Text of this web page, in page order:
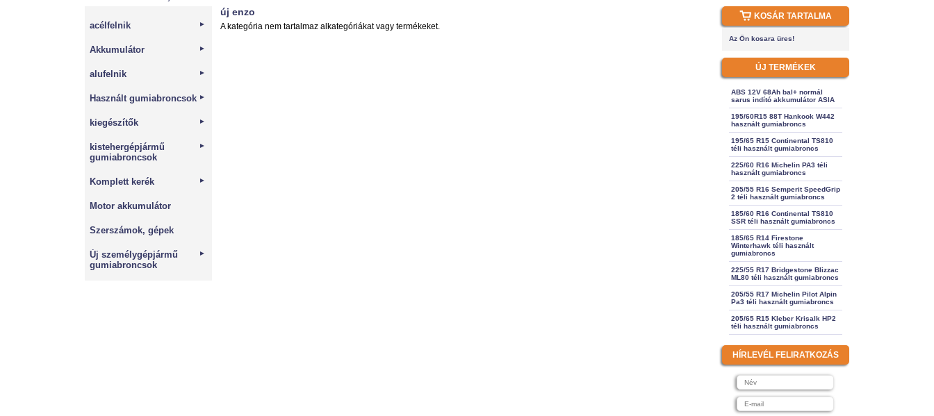
acélfelnik ►
Akkumulátor ►
alufelnik ►
Használt gumiabroncsok ►
kiegészítők ►
kistehergépjármű
gumiabroncsok
►
Komplett kerék ►
Motor akkumulátor
Szerszámok, gépek
Új személygépjármű
gumiabroncsok
►
új enzo
A kategória nem tartalmaz alkategóriákat vagy termékeket.
KOSÁR TARTALMA
Az Ön kosara üres!
ÚJ TERMÉKEK
ABS 12V 68Ah bal+ normál
sarus indító akkumulátor ASIA
195/60R15 88T Hankook W442
használt gumiabroncs
195/65 R15 Continental TS810
téli használt gumiabroncs
225/60 R16 Michelin PA3 téli
használt gumiabroncs
205/55 R16 Semperit SpeedGrip
2 téli használt gumiabroncs
185/60 R16 Continental TS810
SSR téli használt gumiabroncs
185/65 R14 Firestone
Winterhawk téli használt
gumiabroncs
225/55 R17 Bridgestone Blizzac
ML80 téli használt gumiabroncs
205/55 R17 Michelin Pilot Alpin
Pa3 téli használt gumiabroncs
205/65 R15 Kleber Krisalk HP2
téli használt gumiabroncs
HÍRLEVÉL FELIRATKOZÁS